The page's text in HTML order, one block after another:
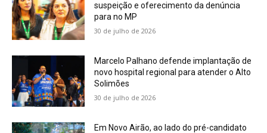
suspeição e oferecimento da denúncia
para no MP
30 de julho de 2026
Marcelo Palhano defende implantação de
novo hospital regional para atender o Alto
Solimões
30 de julho de 2026
Em Novo Airão, ao lado do pré-candidato